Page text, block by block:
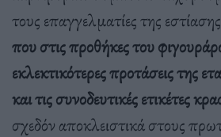
τους επαγγελματίες της
που στις προθήκες του
εκλεκτικότερες προτάσεις της
και τις συνοδευτικές ετικέτες
σχεδόν αποκλειστικά στους